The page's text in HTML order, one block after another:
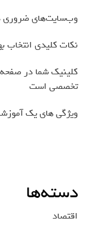
وب‌سایت‌های ضروری
نکات کلیدی انتخاب
کلینیک شما در
تخصصی است
ویژگی های یک
دسته‌ها
اقتصاد